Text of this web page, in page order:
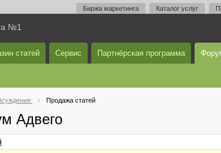
Биржа маркетинга Каталог услуг
№1
статей Сервис Партнёрская программа
Продажа статей
Адвего